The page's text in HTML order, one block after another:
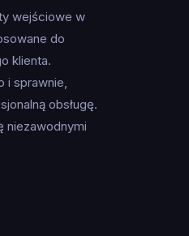
wejściowe w
do
klienta.
i sprawnie,
obsługę.
niezawodnymi